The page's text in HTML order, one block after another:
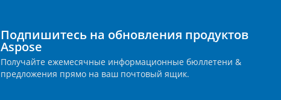
Подпишитесь на обновления продуктов
Aspose
Получайте ежемесячные информационные бюллетени &
предложения прямо на ваш почтовый ящик.